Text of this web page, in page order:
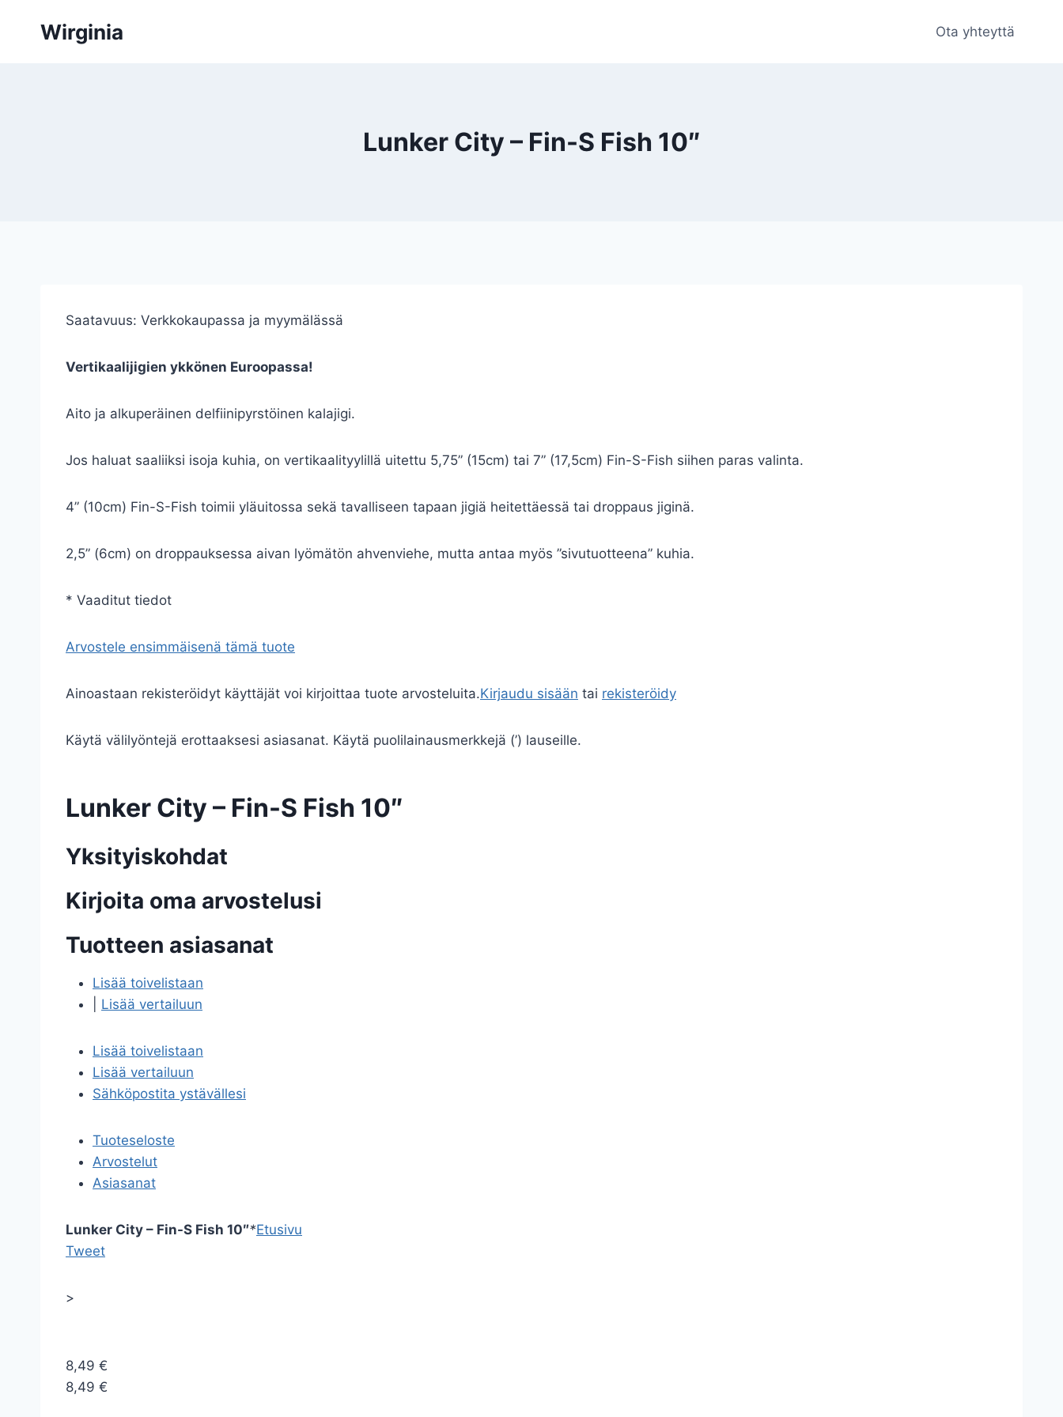
sisältöönWirginia Ota yhteyttä
Lunker City – Fin-S Fish 10″
Saatavuus: Verkkokaupassa ja myymälässä
Vertikaalijigien ykkönen Euroopassa!
Aito ja alkuperäinen delfiinipyrstöinen kalajigi.
Jos haluat saaliiksi isoja kuhia, on vertikaalityylillä uitettu 5,75” (15cm) tai 7” (17,5cm) Fin-S-Fish siihen paras valinta.
4” (10cm) Fin-S-Fish toimii yläuitossa sekä tavalliseen tapaan jigiä heitettäessä tai droppaus jiginä.
2,5” (6cm) on droppauksessa aivan lyömätön ahvenviehe, mutta antaa myös ”sivutuotteena” kuhia.
* Vaaditut tiedot
Arvostele ensimmäisenä tämä tuote
Ainoastaan rekisteröidyt käyttäjät voi kirjoittaa tuote arvosteluita.Kirjaudu sisään tai rekisteröidy
Käytä välilyöntejä erottaaksesi asiasanat. Käytä puolilainausmerkkejä (’) lauseille.
Lunker City – Fin-S Fish 10″
Yksityiskohdat
Kirjoita oma arvostelusi
Tuotteen asiasanat
Lisää toivelistaan
Lisää vertailuun
Lisää toivelistaan
Lisää vertailuun
Sähköpostita ystävällesi
Tuoteseloste
Arvostelut
Asiasanat
Lunker City – Fin-S Fish 10″*Etusivu
Tweet
>
8,49 €
8,49 €